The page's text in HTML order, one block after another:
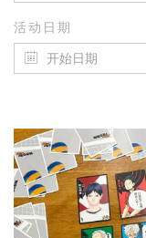
活动日期